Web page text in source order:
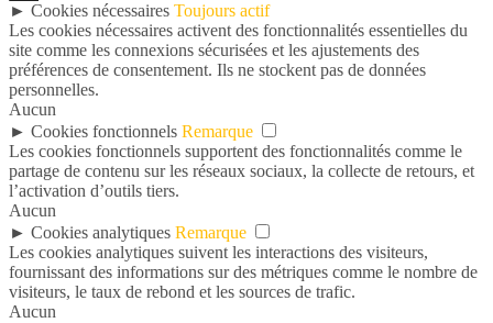
► Cookies nécessaires Toujours actif
Les cookies nécessaires activent des fonctionnalités essentielles du
site comme les connexions sécurisées et les ajustements des
préférences de consentement. Ils ne stockent pas de données
personnelles.
Aucun
► Cookies fonctionnels Remarque
Les cookies fonctionnels supportent des fonctionnalités comme le
partage de contenu sur les réseaux sociaux, la collecte de retours, et
l’activation d’outils tiers.
Aucun
► Cookies analytiques Remarque
Les cookies analytiques suivent les interactions des visiteurs,
fournissant des informations sur des métriques comme le nombre de
visiteurs, le taux de rebond et les sources de trafic.
Aucun